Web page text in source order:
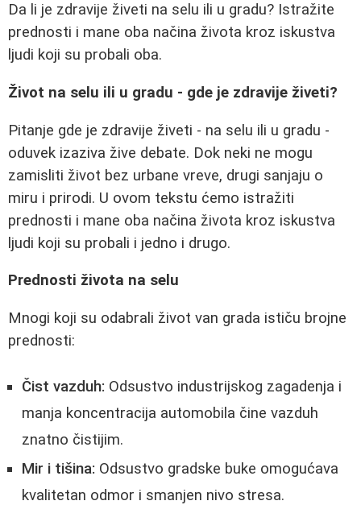
Da li je zdravije živeti na selu ili u gradu? Istražite
prednosti i mane oba načina života kroz iskustva
ljudi koji su probali oba.
Život na selu ili u gradu - gde je zdravije živeti?
Pitanje gde je zdravije živeti - na selu ili u gradu -
oduvek izaziva žive debate. Dok neki ne mogu
zamisliti život bez urbane vreve, drugi sanjaju o
miru i prirodi. U ovom tekstu ćemo istražiti
prednosti i mane oba načina života kroz iskustva
ljudi koji su probali i jedno i drugo.
Prednosti života na selu
Mnogi koji su odabrali život van grada ističu brojne
prednosti:
Čist vazduh: Odsustvo industrijskog zagadenja i
manja koncentracija automobila čine vazduh
znatno čistijim.
Mir i tišina: Odsustvo gradske buke omogućava
kvalitetan odmor i smanjen nivo stresa.